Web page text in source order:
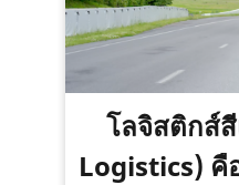
โลจิสติกส์
Logistics) คื